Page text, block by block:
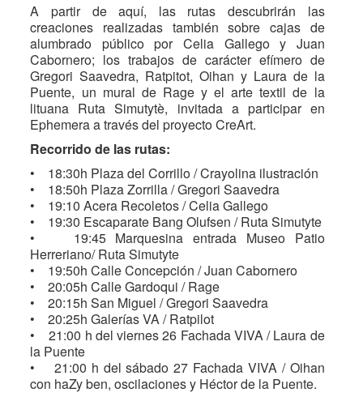
A partir de aquí, las rutas descubrirán las
creaciones realizadas también sobre cajas de
alumbrado público por Celia Gallego y Juan
Cabornero; los trabajos de carácter efímero de
Gregori Saavedra, Ratpitot, Oihan y Laura de la
Puente, un mural de Rage y el arte textil de la
lituana Ruta Simutytè, invitada a participar en
Ephemera a través del proyecto CreArt.
Recorrido de las rutas:
• 18:30h Plaza del Corrillo / Crayolina ilustración
• 18:50h Plaza Zorrilla / Gregori Saavedra
• 19:10 Acera Recoletos / Celia Gallego
• 19:30 Escaparate Bang Olufsen / Ruta Simutyte
• 19:45 Marquesina entrada Museo Patio
Herreriano/ Ruta Simutyte
• 19:50h Calle Concepción / Juan Cabornero
• 20:05h Calle Gardoqui / Rage
• 20:15h San Miguel / Gregori Saavedra
• 20:25h Galerías VA / Ratpilot
• 21:00 h del viernes 26 Fachada VIVA / Laura de
la Puente
• 21:00 h del sábado 27 Fachada VIVA / Oihan
con haZy ben, oscilaciones y Héctor de la Puente.